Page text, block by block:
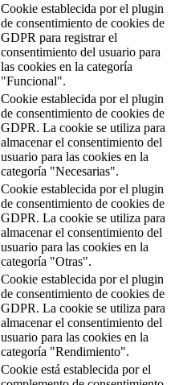
Cookie establecida por el plugin
de consentimiento de cookies de
GDPR para registrar el
consentimiento del usuario para
las cookies en la categoría
"Funcional".
Cookie establecida por el plugin
de consentimiento de cookies de
GDPR. La cookie se utiliza para
almacenar el consentimiento del
usuario para las cookies en la
categoría "Necesarias".
Cookie establecida por el plugin
de consentimiento de cookies de
GDPR. La cookie se utiliza para
almacenar el consentimiento del
usuario para las cookies en la
categoría "Otras".
Cookie establecida por el plugin
de consentimiento de cookies de
GDPR. La cookie se utiliza para
almacenar el consentimiento del
usuario para las cookies en la
categoría "Rendimiento".
Cookie está establecida por el